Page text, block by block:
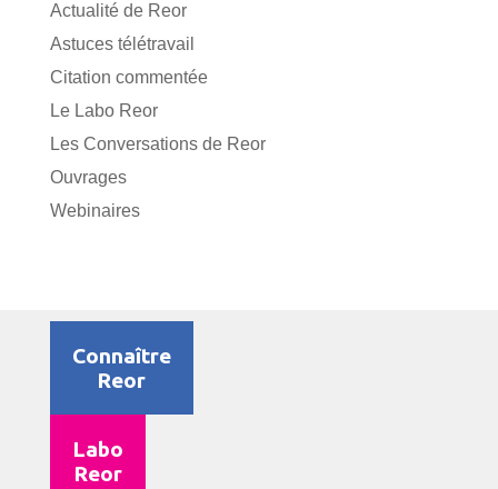
Actualité de Reor
Astuces télétravail
Citation commentée
Le Labo Reor
Les Conversations de Reor
Ouvrages
Webinaires
Connaître
Reor
Labo
Reor